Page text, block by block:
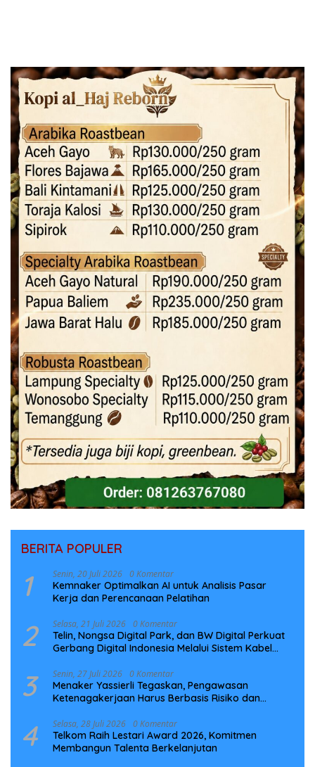
BERITA POPULER
1 Senin, 20 Juli 2026 0 Komentar
Kemnaker Optimalkan AI untuk Analisis Pasar
Kerja dan Perencanaan Pelatihan
2 Selasa, 21 Juli 2026 0 Komentar
Telin, Nongsa Digital Park, dan BW Digital Perkuat
Gerbang Digital Indonesia Melalui Sistem Kabel
3 Senin, 27 Juli 2026 0 Komentar
Menaker Yassierli Tegaskan, Pengawasan
Ketenagakerjaan Harus Berbasis Risiko dan
4 Selasa, 28 Juli 2026 0 Komentar
Telkom Raih Lestari Award 2026, Komitmen
Membangun Talenta Berkelanjutan